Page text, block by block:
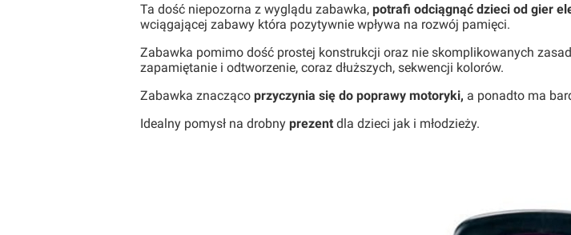
Ta dość niepozorna z wyglądu zabawka, potrafi odciągnąć dzieci od gier
wciągającej zabawy która pozytywnie wpływa na rozwój pamięci.
Zabawka pomimo dość prostej konstrukcji oraz nie skomplikowanych
zapamiętanie i odtworzenie, coraz dłuższych, sekwencji kolorów.
Zabawka znacząco przyczynia się do poprawy motoryki, a ponadto ma
Idealny pomysł na drobny prezentdla dzieci jak i młodzieży.